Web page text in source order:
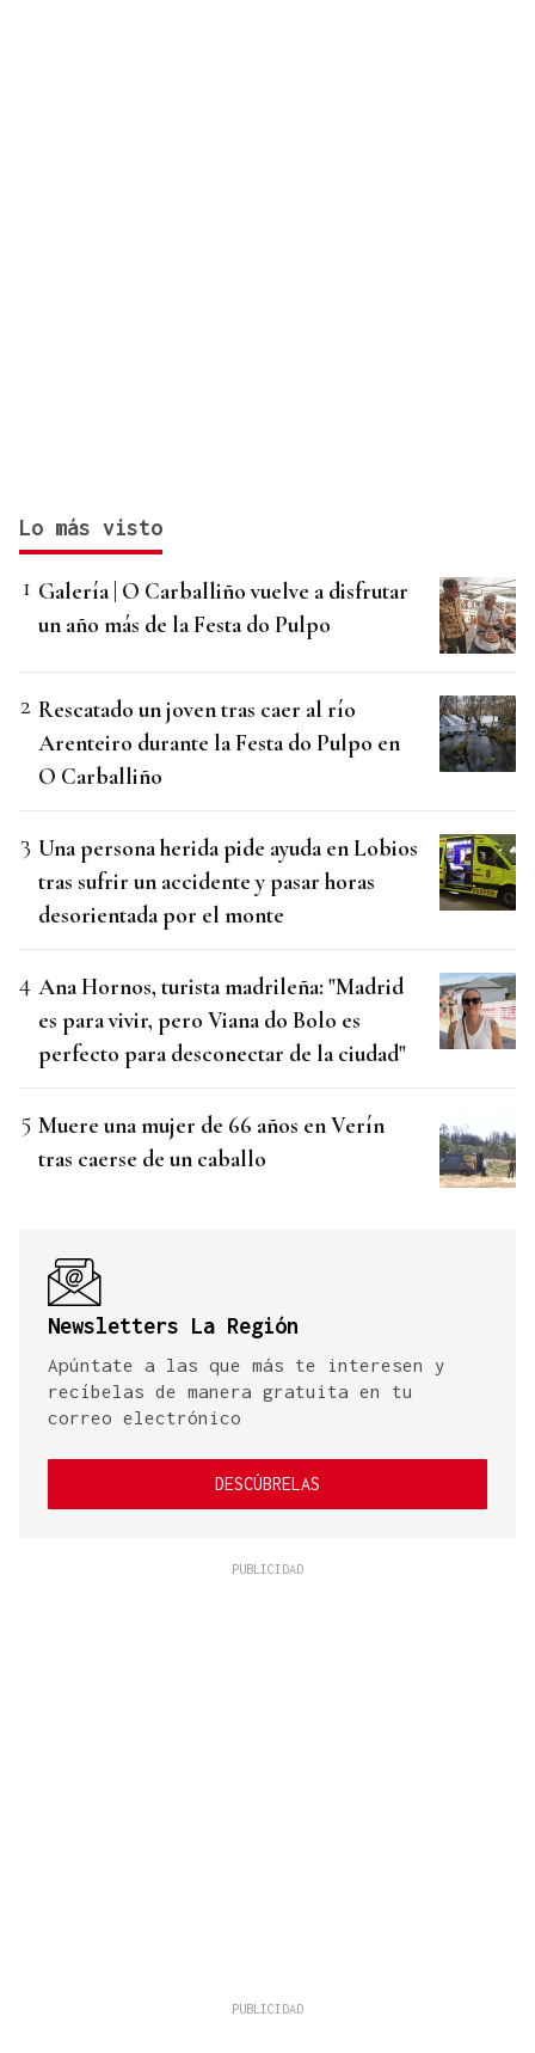
Lo más visto
Galería | O Carballiño vuelve a disfrutar
un año más de la Festa do Pulpo
Rescatado un joven tras caer al río
Arenteiro durante la Festa do Pulpo en
O Carballiño
Una persona herida pide ayuda en Lobios
tras sufrir un accidente y pasar horas
desorientada por el monte
Ana Hornos, turista madrileña: "Madrid
es para vivir, pero Viana do Bolo es
perfecto para desconectar de la ciudad"
Muere una mujer de 66 años en Verín
tras caerse de un caballo
Newsletters La Región
Apúntate a las que más te interesen y
recíbelas de manera gratuita en tu
correo electrónico
DESCÚBRELAS